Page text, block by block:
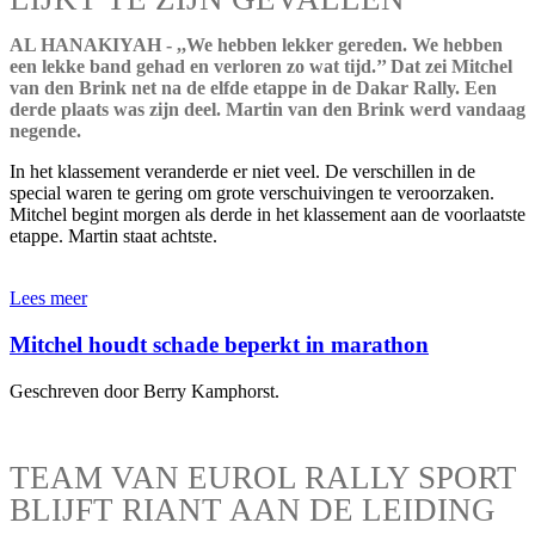
AL HANAKIYAH - ,,We hebben lekker gereden. We hebben
een lekke band gehad en verloren zo wat tijd.’’ Dat zei Mitchel
van den Brink net na de elfde etappe in de Dakar Rally. Een
derde plaats was zijn deel. Martin van den Brink werd vandaag
negende.
In het klassement veranderde er niet veel. De verschillen in de
special waren te gering om grote verschuivingen te veroorzaken.
Mitchel begint morgen als derde in het klassement aan de voorlaatste
etappe. Martin staat achtste.
Lees meer
Mitchel houdt schade beperkt in marathon
Geschreven door Berry Kamphorst.
TEAM VAN EUROL RALLY SPORT
BLIJFT RIANT AAN DE LEIDING